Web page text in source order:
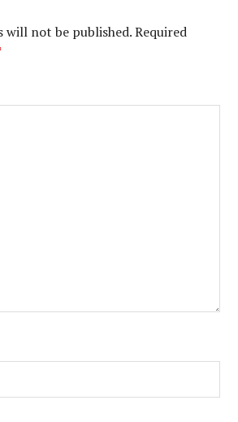
will not be published. Required